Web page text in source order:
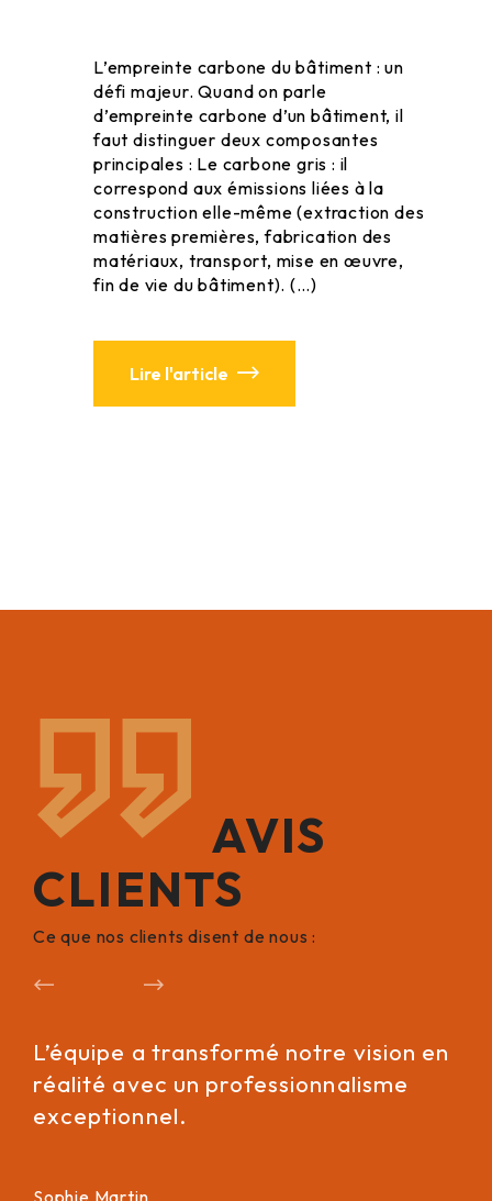
L’empreinte carbone du bâtiment : un
défi majeur. Quand on parle
d’empreinte carbone d’un bâtiment, il
faut distinguer deux composantes
principales : Le carbone gris : il
correspond aux émissions liées à la
construction elle-même (extraction des
matières premières, fabrication des
matériaux, transport, mise en œuvre,
fin de vie du bâtiment). (…)
Lire l'article
AVIS
CLIENTS
Ce que nos clients disent de nous :
L’équipe a transformé notre vision en
réalité avec un professionnalisme
exceptionnel.
Suivant